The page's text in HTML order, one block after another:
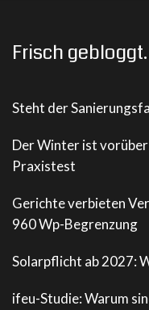
Frisch
Steht der
Der Winter ist
Praxistest
Gerichte verbieten
960 Wp-Begrenzung
Solarpflicht ab 2027:
ifeu-Studie: Warum